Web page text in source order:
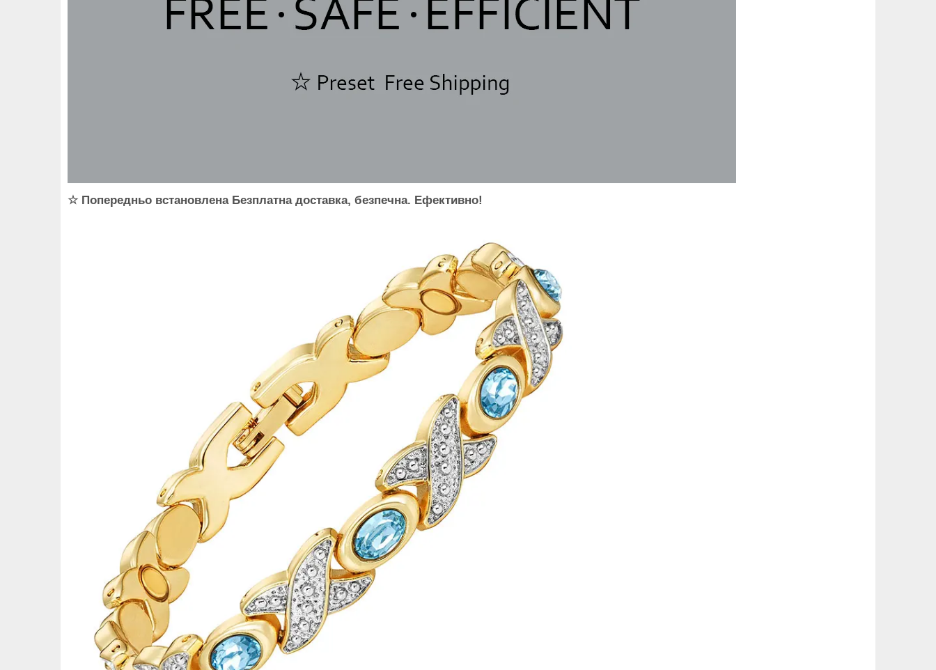
☆ Попередньо встановлена Безплатна доставка, безпечна. Ефективно!